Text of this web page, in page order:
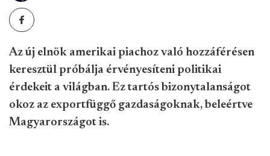
Az új elnök amerikai piachoz való hozzáférésen
keresztül próbálja érvényesíteni politikai
érdekeit a világban. Ez tartós bizonytalanságot
okoz az exportfüggő gazdaságoknak, beleértve
Magyarországot is.